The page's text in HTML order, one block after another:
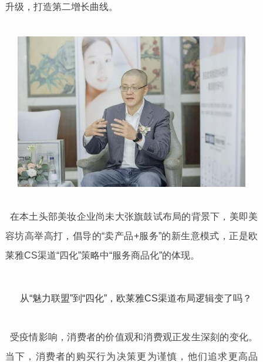
升级，打造第二增长曲线。
在本土头部美妆企业尚未大张旗鼓试布局的背景下，美即美
容坊高举高打，倡导的“卖产品+服务”的新生意模式，正是欧
莱雅CS渠道“四化”策略中“服务商品化”的体现。
从“魅力联盟”到“四化”，欧莱雅CS渠道布局逻辑变了吗？
受疫情影响，消费者的价值观和消费观正发生深刻的变化。
当下，消费者的购买行为决策更为谨慎，他们追求更高品